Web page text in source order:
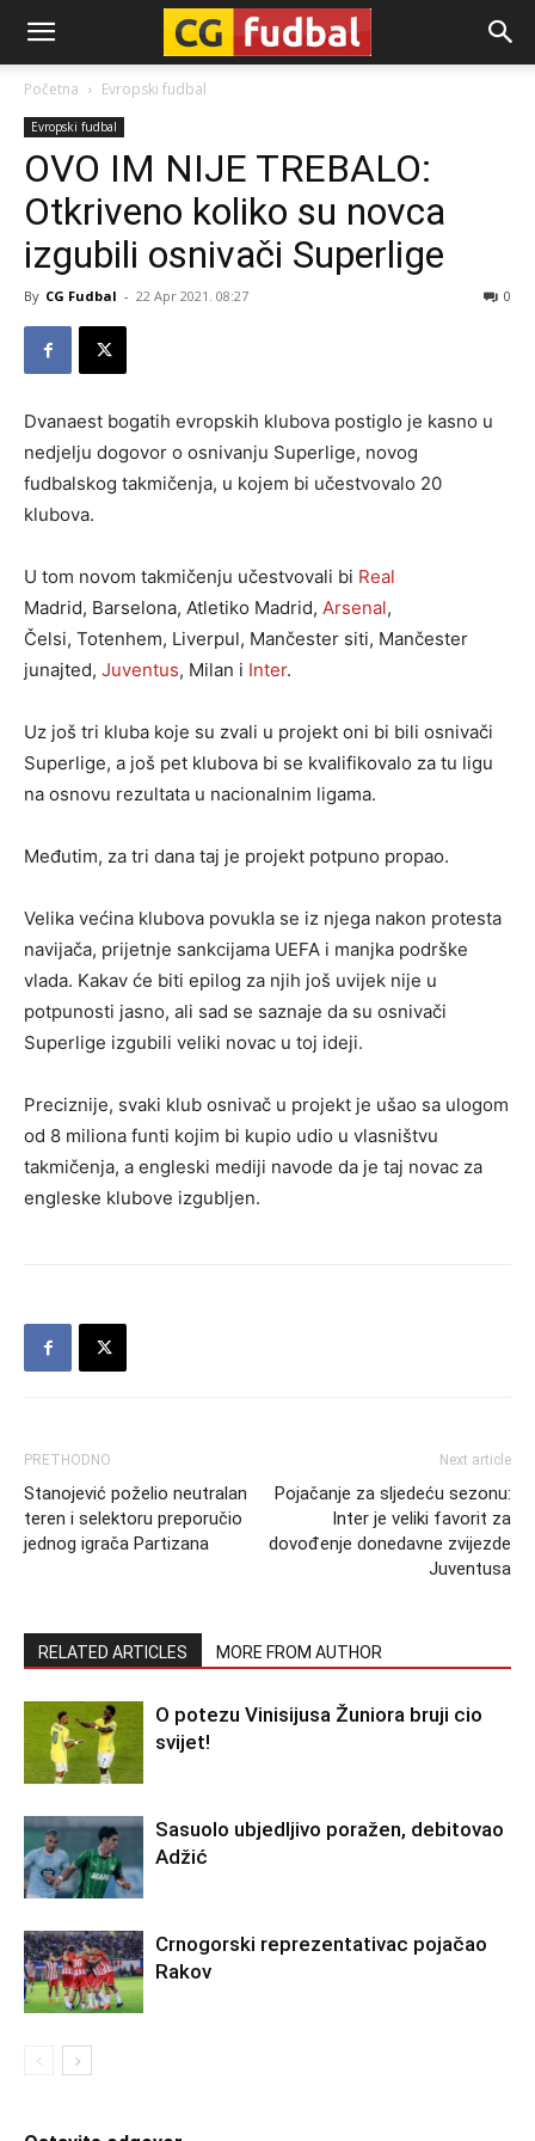
CG-
Fudbal
Početna Evropski fudbal
Evropski fudbal
OVO IM NIJE TREBALO:
Otkriveno koliko su novca
izgubili osnivači Superlige
By CG Fudbal - 22 Apr 2021. 08:27 0
Dvanaest bogatih evropskih klubova postiglo je kasno u
nedjelju dogovor o osnivanju Superlige, novog
fudbalskog takmičenja, u kojem bi učestvovalo 20
klubova.
U tom novom takmičenju učestvovali bi Real
Madrid, Barselona, Atletiko Madrid, Arsenal,
Čelsi, Totenhem, Liverpul, Mančester siti, Mančester
junajted, Juventus, Milan i Inter.
Uz još tri kluba koje su zvali u projekt oni bi bili osnivači
Superlige, a još pet klubova bi se kvalifikovalo za tu ligu
na osnovu rezultata u nacionalnim ligama.
Međutim, za tri dana taj je projekt potpuno propao.
Velika većina klubova povukla se iz njega nakon protesta
navijača, prijetnje sankcijama UEFA i manjka podrške
vlada. Kakav će biti epilog za njih još uvijek nije u
potpunosti jasno, ali sad se saznaje da su osnivači
Superlige izgubili veliki novac u toj ideji.
Preciznije, svaki klub osnivač u projekt je ušao sa ulogom
od 8 miliona funti kojim bi kupio udio u vlasništvu
takmičenja, a engleski mediji navode da je taj novac za
engleske klubove izgubljen.
PRETHODNO
Stanojević poželio neutralan
teren i selektoru preporučio
jednog igrača Partizana
Next article
Pojačanje za sljedeću sezonu:
Inter je veliki favorit za
dovođenje donedavne zvijezde
Juventusa
RELATED ARTICLES MORE FROM AUTHOR
O potezu Vinisijusa Žuniora bruji cio
svijet!
Sasuolo ubjedljivo poražen, debitovao
Adžić
Crnogorski reprezentativac pojačao
Rakov